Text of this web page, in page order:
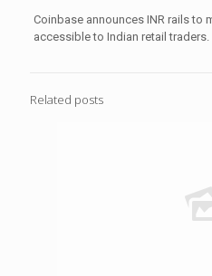
Coinbase announces INR rails to
accessible to Indian retail traders.
Related posts